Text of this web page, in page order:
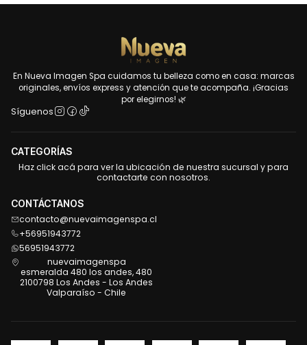
En Nueva Imagen Spa cuidamos tu belleza como en casa: marcas
originales, envíos express y atención que te acompaña. ¡Gracias
por elegirnos! 🌿
Síguenos
CATEGORÍAS
Haz click acá para ver la ubicación de nuestra sucursal y para
contactarte con nosotros.
CONTÁCTANOS
contacto@nuevaimagenspa.cl
+56951943772
56951943772
nuevaimagenspa
esmeralda 480 los andes, 480
2100798 Los Andes - Los Andes
Valparaíso - Chile